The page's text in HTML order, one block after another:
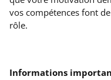
vos compétences font
rôle.
Informations